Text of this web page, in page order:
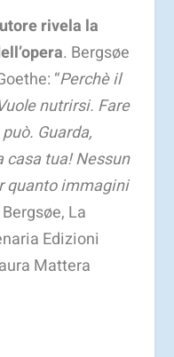
rivela la
. Bergsøe
“Perchè il
nutrirsi. Fare
Guarda,
casa tua! Nessun
quanto immagini
La
Edizioni
Mattera